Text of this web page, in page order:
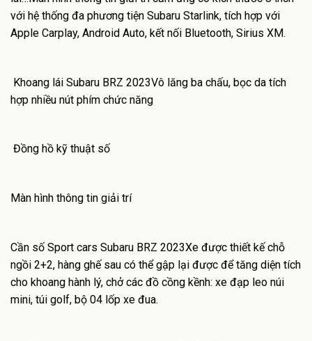
với hệ thống đa phương tiện Subaru Starlink, tích hợp với
Apple Carplay, Android Auto, kết nối Bluetooth, Sirius XM.
Khoang lái Subaru BRZ 2023Vô lăng ba chấu, bọc da tích
hợp nhiều nút phím chức năng
Đồng hồ kỹ thuật số
Màn hình thông tin giải trí
Cần số Sport cars Subaru BRZ 2023Xe được thiết kế chỗ
ngồi 2+2, hàng ghế sau có thể gập lại được để tăng diện tích
cho khoang hành lý, chở các đồ cồng kềnh: xe đạp leo núi
mini, túi golf, bộ 04 lốp xe đua.